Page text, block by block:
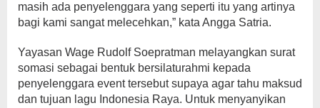
masih ada penyelenggara yang seperti itu yang artinya
bagi kami sangat melecehkan,” kata Angga Satria.
Yayasan Wage Rudolf Soepratman melayangkan surat
somasi sebagai bentuk bersilaturahmi kepada
penyelenggara event tersebut supaya agar tahu maksud
dan tujuan lagu Indonesia Raya. Untuk menyanyikan